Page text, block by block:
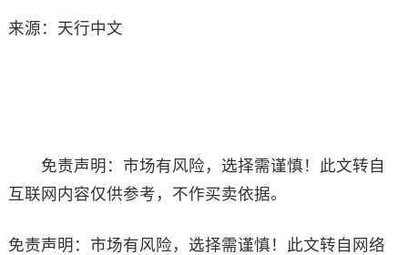
来源：天行中文
免责声明：市场有风险，选择需谨慎！此文转自
互联网内容仅供参考，不作买卖依据。
免责声明：市场有风险，选择需谨慎！此文转自网络